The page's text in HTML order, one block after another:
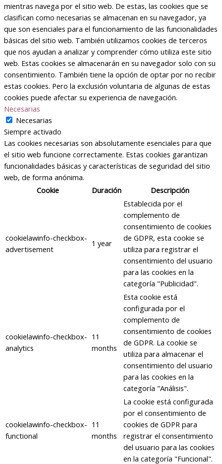
mientras navega por el sitio web. De estas, las cookies que se
clasifican como necesarias se almacenan en su navegador, ya
que son esenciales para el funcionamiento de las funcionalidades
básicas del sitio web. También utilizamos cookies de terceros
que nos ayudan a analizar y comprender cómo utiliza este sitio
web. Estas cookies se almacenarán en su navegador solo con su
consentimiento. También tiene la opción de optar por no recibir
estas cookies. Pero la exclusión voluntaria de algunas de estas
cookies puede afectar su experiencia de navegación.
Necesarias
Necesarias
Siempre activado
Las cookies necesarias son absolutamente esenciales para que
el sitio web funcione correctamente. Estas cookies garantizan
funcionalidades básicas y características de seguridad del sitio
web, de forma anónima.
Cookie
Duración Descripción
cookielawinfo-checkbox-
advertisement
1 year
Establecida por el
complemento de
consentimiento de cookies
de GDPR, esta cookie se
utiliza para registrar el
consentimiento del usuario
para las cookies en la
categoría "Publicidad".
cookielawinfo-checkbox-
analytics
11
months
Esta cookie está
configurada por el
complemento de
consentimiento de cookies
de GDPR. La cookie se
utiliza para almacenar el
consentimiento del usuario
para las cookies en la
categoría "Análisis".
cookielawinfo-checkbox-
functional
11
months
La cookie está configurada
por el consentimiento de
cookies de GDPR para
registrar el consentimiento
del usuario para las cookies
en la categoría "Funcional".